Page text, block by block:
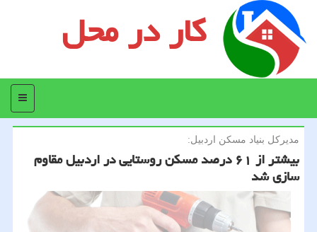
کار در محل
منو
مدیركل بنیاد مسكن اردبیل:
بیشتر از ۶۱ درصد مسكن روستایی در اردبیل مقاوم
سازی شد